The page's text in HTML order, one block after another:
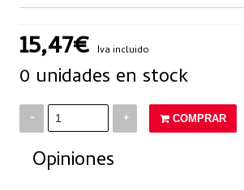
15,47€ Iva incluido
0 unidades en stock
- + COMPRAR
Opiniones